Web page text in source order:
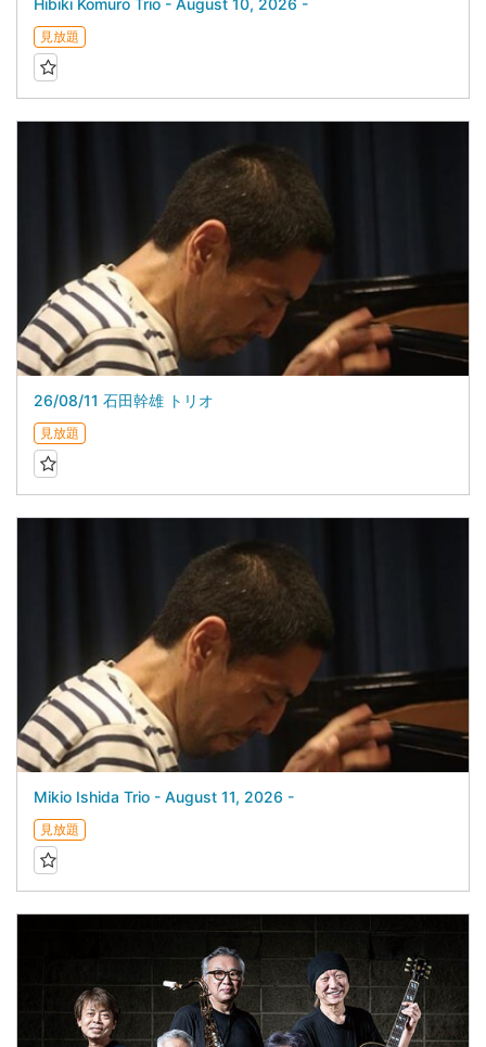
Hibiki Komuro Trio - August 10, 2026 -
見放題
26/08/11 石田幹雄 トリオ
見放題
Mikio Ishida Trio - August 11, 2026 -
見放題